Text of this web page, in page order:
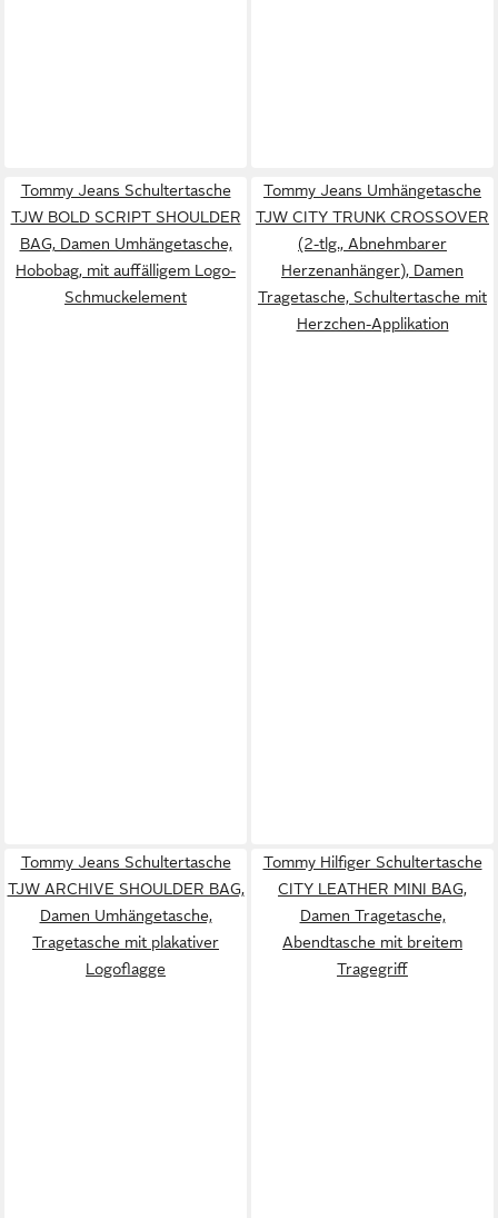
Tommy Jeans Schultertasche
TJW BOLD SCRIPT SHOULDER
BAG, Damen Umhängetasche,
Hobobag, mit auffälligem Logo-
Schmuckelement
Tommy Jeans Umhängetasche
TJW CITY TRUNK CROSSOVER
(2-tlg., Abnehmbarer
Herzenanhänger), Damen
Tragetasche, Schultertasche mit
Herzchen-Applikation
Tommy Jeans Schultertasche
TJW ARCHIVE SHOULDER BAG,
Damen Umhängetasche,
Tragetasche mit plakativer
Logoflagge
Tommy Hilfiger Schultertasche
CITY LEATHER MINI BAG,
Damen Tragetasche,
Abendtasche mit breitem
Tragegriff